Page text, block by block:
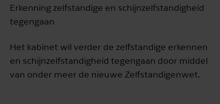
Erkenning zelfstandige en schijnzelfstandigheid
tegengaan
Het kabinet wil verder de zelfstandige erkennen
en schijnzelfstandigheid tegengaan door middel
van onder meer de nieuwe Zelfstandigenwet.